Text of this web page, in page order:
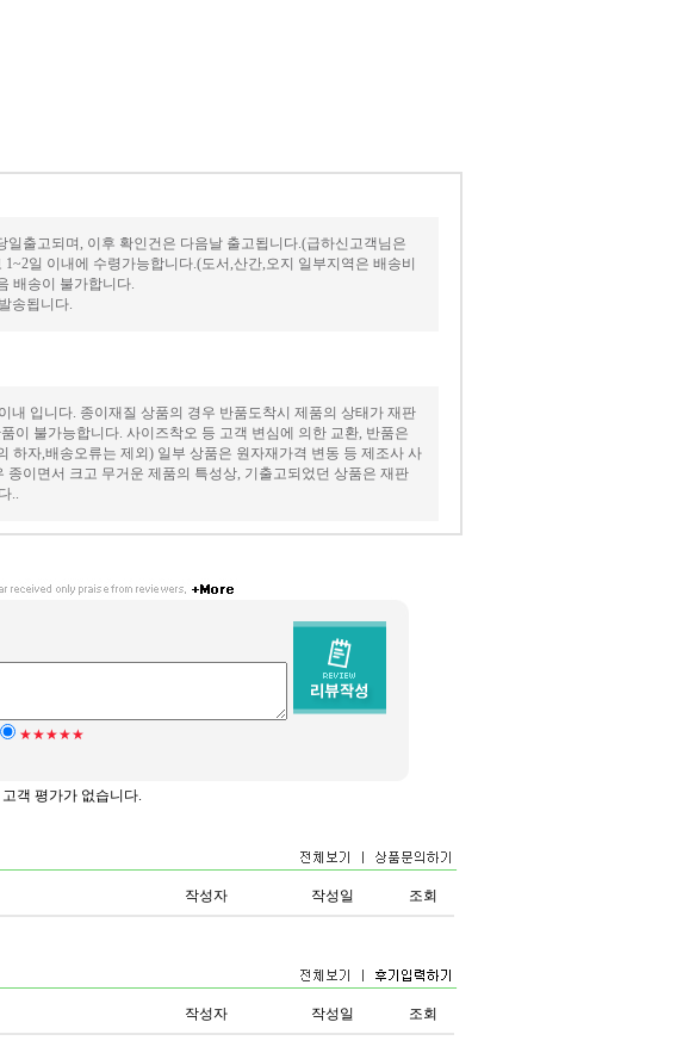
출고되며, 이후 확인건은 다음날 출고됩니다.(급하신고객님은
일 이내에 수령가능합니다.(도서,산간,오지 일부지역은 배송비
배송이 불가합니다.
송됩니다.
내 입니다. 종이재질 상품의 경우 반품도착시 제품의 상태가 재판
이 불가능합니다. 사이즈착오 등 고객 변심에 의한 교환, 반품은
하자,배송오류는 제외) 일부 상품은 원자재가격 변동 등 제조사 사
이면서 크고 무거운 제품의 특성상, 기출고되었던 상품은 재판
..
★★★★★
객 평가가 없습니다.
작성자 작성일 조회
작성자 작성일 조회